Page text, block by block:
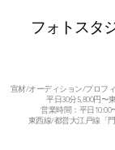
フォトスタ
宣材/オーディション/プロフ
平日30分5,800円〜
営業時間：平日10:00
東西線/都営大江戸線「